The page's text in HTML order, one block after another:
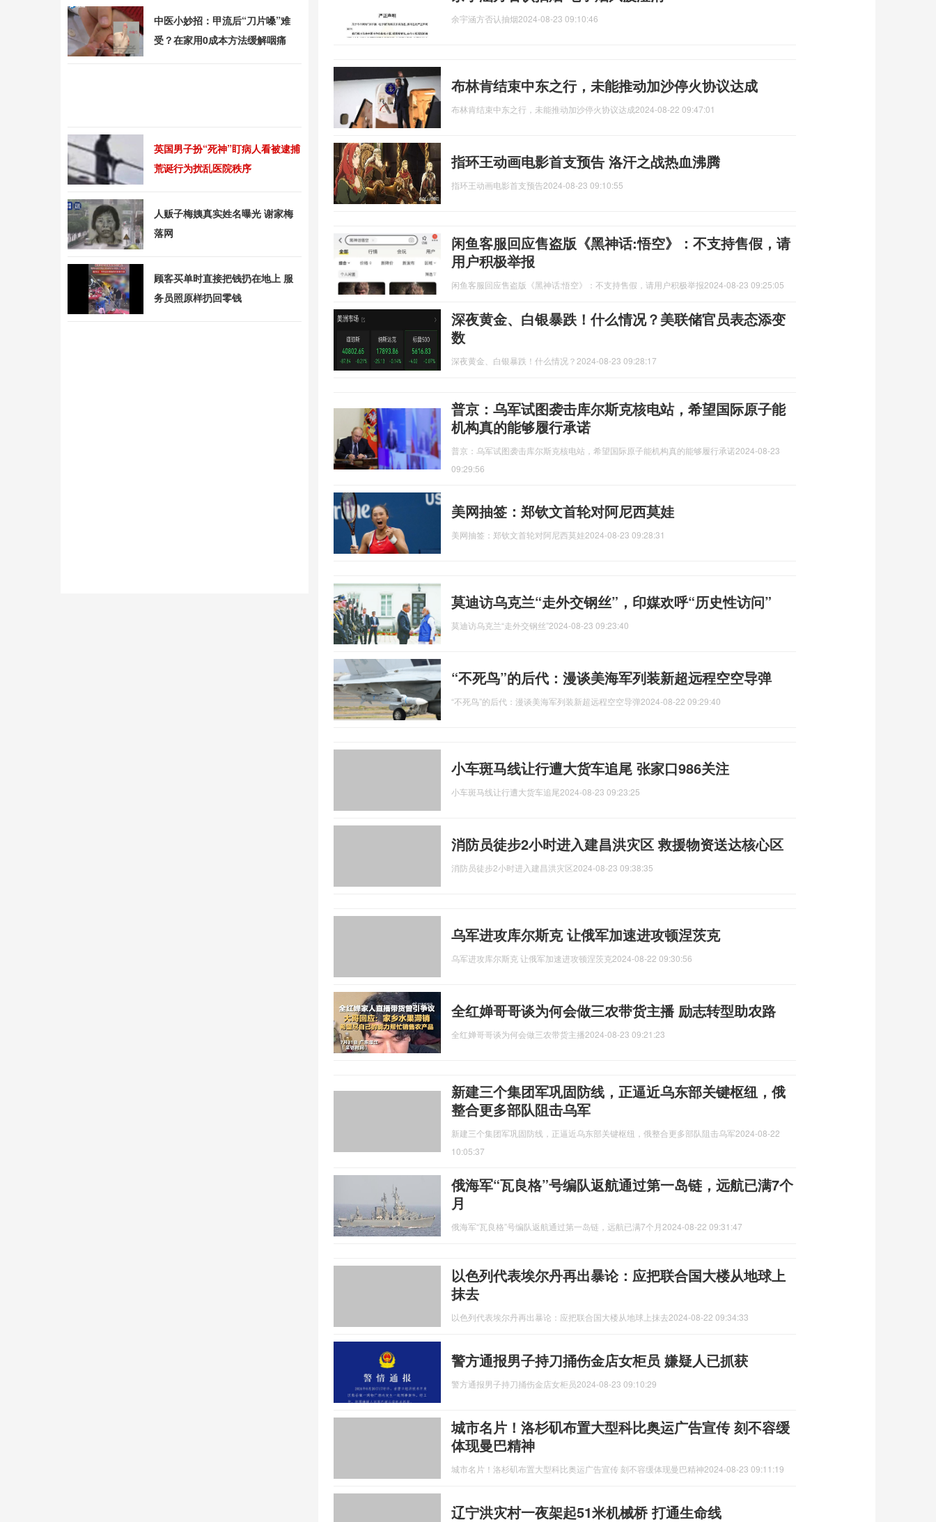
余宇涵方否认抽烟2024-08-23 09:10:46
布林肯结束中东之行，未能推动加沙停火协议达成
布林肯结束中东之行，未能推动加沙停火协议达成2024-08-22 09:47:01
指环王动画电影首支预告 洛汗之战热血沸腾
指环王动画电影首支预告2024-08-23 09:10:55
闲鱼客服回应售盗版《黑神话:悟空》：不支持售假，请
用户积极举报
闲鱼客服回应售盗版《黑神话:悟空》：不支持售假，请用户积极举报2024-08-23 09:25:05
深夜黄金、白银暴跌！什么情况？美联储官员表态添变
数
深夜黄金、白银暴跌！什么情况？ 2024-08-23 09:28:17
普京：乌军试图袭击库尔斯克核电站，希望国际原子能
机构真的能够履行承诺
普京：乌军试图袭击库尔斯克核电站，希望国际原子能机构真的能够履行承诺2024-08-23
09:29:56
美网抽签：郑钦文首轮对阿尼西莫娃
美网抽签：郑钦文首轮对阿尼西莫娃2024-08-23 09:28:31
莫迪访乌克兰“走外交钢丝”，印媒欢呼“历史性访问”
莫迪访乌克兰“走外交钢丝”2024-08-23 09:23:40
“不死鸟”的后代：漫谈美海军列装新超远程空空导弹
“不死鸟”的后代：漫谈美海军列装新超远程空空导弹2024-08-22 09:29:40
小车斑马线让行遭大货车追尾 张家口986关注
小车斑马线让行遭大货车追尾2024-08-23 09:23:25
消防员徒步2小时进入建昌洪灾区 救援物资送达核心区
消防员徒步2小时进入建昌洪灾区2024-08-23 09:38:35
乌军进攻库尔斯克 让俄军加速进攻顿涅茨克
乌军进攻库尔斯克 让俄军加速进攻顿涅茨克2024-08-22 09:30:56
全红婵哥哥谈为何会做三农带货主播 励志转型助农路
全红婵哥哥谈为何会做三农带货主播2024-08-23 09:21:23
新建三个集团军巩固防线，正逼近乌东部关键枢纽，俄
整合更多部队阻击乌军
新建三个集团军巩固防线，正逼近乌东部关键枢纽，俄整合更多部队阻击乌军2024-08-22
10:05:37
俄海军“瓦良格”号编队返航通过第一岛链，远航已满7个
月
俄海军“瓦良格”号编队返航通过第一岛链，远航已满7个月 2024-08-22 09:31:47
以色列代表埃尔丹再出暴论：应把联合国大楼从地球上
抹去
以色列代表埃尔丹再出暴论：应把联合国大楼从地球上抹去2024-08-22 09:34:33
警方通报男子持刀捅伤金店女柜员 嫌疑人已抓获
警方通报男子持刀捅伤金店女柜员2024-08-23 09:10:29
城市名片！洛杉矶布置大型科比奥运广告宣传 刻不容缓
体现曼巴精神
城市名片！洛杉矶布置大型科比奥运广告宣传 刻不容缓体现曼巴精神2024-08-23 09:11:19
辽宁洪灾村一夜架起51米机械桥 打通生命线
中医小妙招：甲流后“刀片嗓”难
受？在家用0成本方法缓解咽痛
英国男子扮“死神”盯病人看被逮捕
荒诞行为扰乱医院秩序
人贩子梅姨真实姓名曝光 谢家梅
落网
顾客买单时直接把钱扔在地上 服
务员照原样扔回零钱